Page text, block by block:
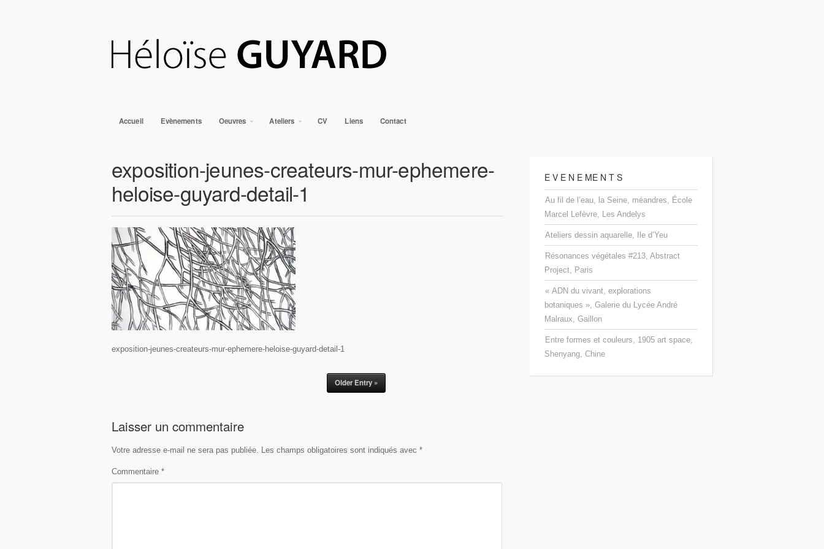
Accueil Evènements Oeuvres Ateliers CV Liens Contact
exposition-jeunes-createurs-mur-ephemere-
heloise-guyard-detail-1
exposition-jeunes-createurs-mur-ephemere-heloise-guyard-detail-1
Older Entry »
Laisser un commentaire
Votre adresse e-mail ne sera pas publiée. Les champs obligatoires sont indiqués avec *
Commentaire *
E V E N E ME N T S
Au fil de l’eau, la Seine, méandres, École
Marcel Lefèvre, Les Andelys
Ateliers dessin aquarelle, Ile d’Yeu
Résonances végétales #213, Abstract
Project, Paris
« ADN du vivant, explorations
botaniques », Galerie du Lycée André
Malraux, Gaillon
Entre formes et couleurs, 1905 art space,
Shenyang, Chine